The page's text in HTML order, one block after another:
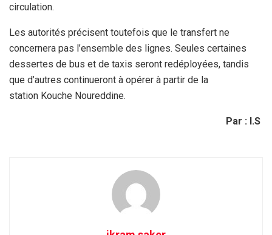
circulation.
Les autorités précisent toutefois que le transfert ne
concernera pas l’ensemble des lignes. Seules certaines
dessertes de bus et de taxis seront redéployées, tandis
que d’autres continueront à opérer à partir de la
station Kouche Noureddine.
Par : I.S